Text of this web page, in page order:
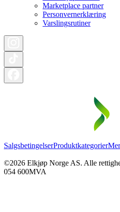
Marketplace partner
Personvernerklæring
Varslingsrutiner
SalgsbetingelserProduktkategorier
©2026 Elkjøp Norge AS. Alle
054 600MVA